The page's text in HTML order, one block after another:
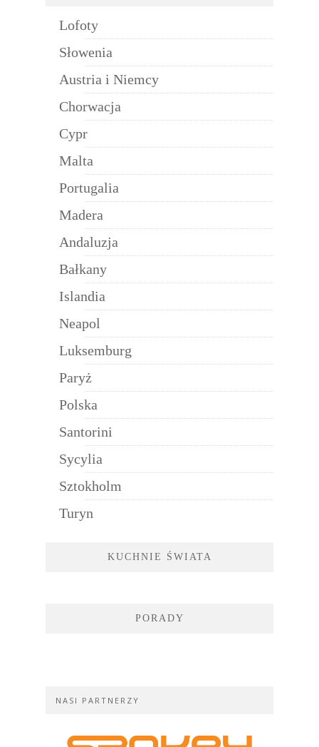
Lofoty
Słowenia
Austria i Niemcy
Chorwacja
Cypr
Malta
Portugalia
Madera
Andaluzja
Bałkany
Islandia
Neapol
Luksemburg
Paryż
Polska
Santorini
Sycylia
Sztokholm
Turyn
KUCHNIE ŚWIATA
PORADY
NASI PARTNERZY